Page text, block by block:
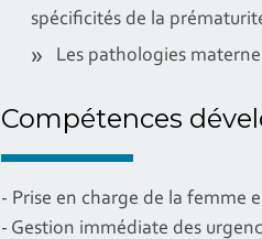
spécificités de la
Les pathologies
Compétences
- Prise en charge de la femme
- Gestion immédiate des